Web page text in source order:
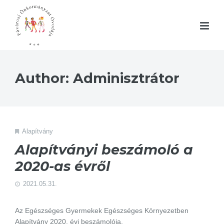
Author: Adminisztrátor
Alapítvány
Alapítványi beszámoló a
2020-as évről
2021.05.31.
Az Egészséges Gyermekek Egészséges Környezetben
Alapítvány 2020. évi beszámolója.